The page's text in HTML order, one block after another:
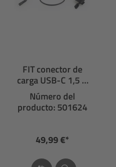
FIT conector de
carga USB-C 1,5 A
con tapa protectora
Número del
producto: 501624
49,99 €*